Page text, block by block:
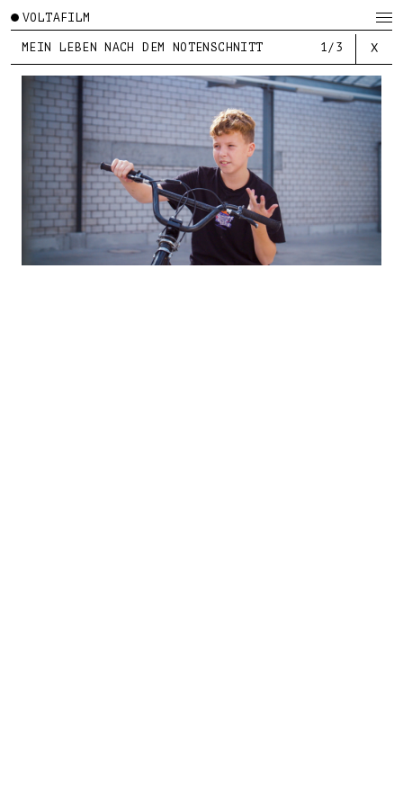
VOLTAFILM
MEIN LEBEN NACH DEM NOTENSCHNITT 1/3